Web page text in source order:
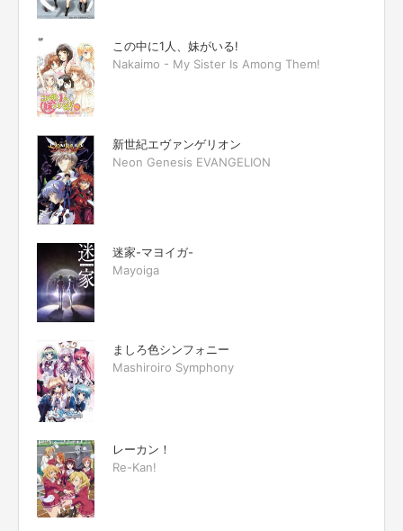
この中に1人、妹がいる!
Nakaimo - My Sister Is Among Them!
新世紀エヴァンゲリオン
Neon Genesis EVANGELION
迷家-マヨイガ-
Mayoiga
ましろ色シンフォニー
Mashiroiro Symphony
レーカン！
Re-Kan!